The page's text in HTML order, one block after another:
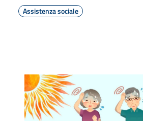
Assistenza sociale